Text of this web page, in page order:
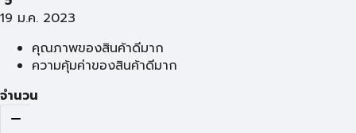
19 ม.ค. 2023
คุณภาพของสินค้าดีมาก
ความคุ้มค่าของสินค้าดีมาก
จำนวน